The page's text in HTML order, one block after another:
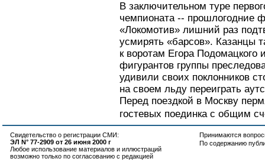
В заключительном туре
чемпионата -- прошлогодние
«Локомотив» лишний раз
усмирять «барсов». Казанцы
к воротам Егора Подомацкого
фигурантов группы
удивили своих поклонников
на своем льду переиграть
Перед поездкой в Москву
гостевых поединка с общим
Свидетельство о регистрации СМИ:
ЭЛ N° 77-2909 от 26 июня 2000 г
Любое использование материалов и иллюстраций
возможно только по согласованию с редакцией
Принимаются
По содержанию